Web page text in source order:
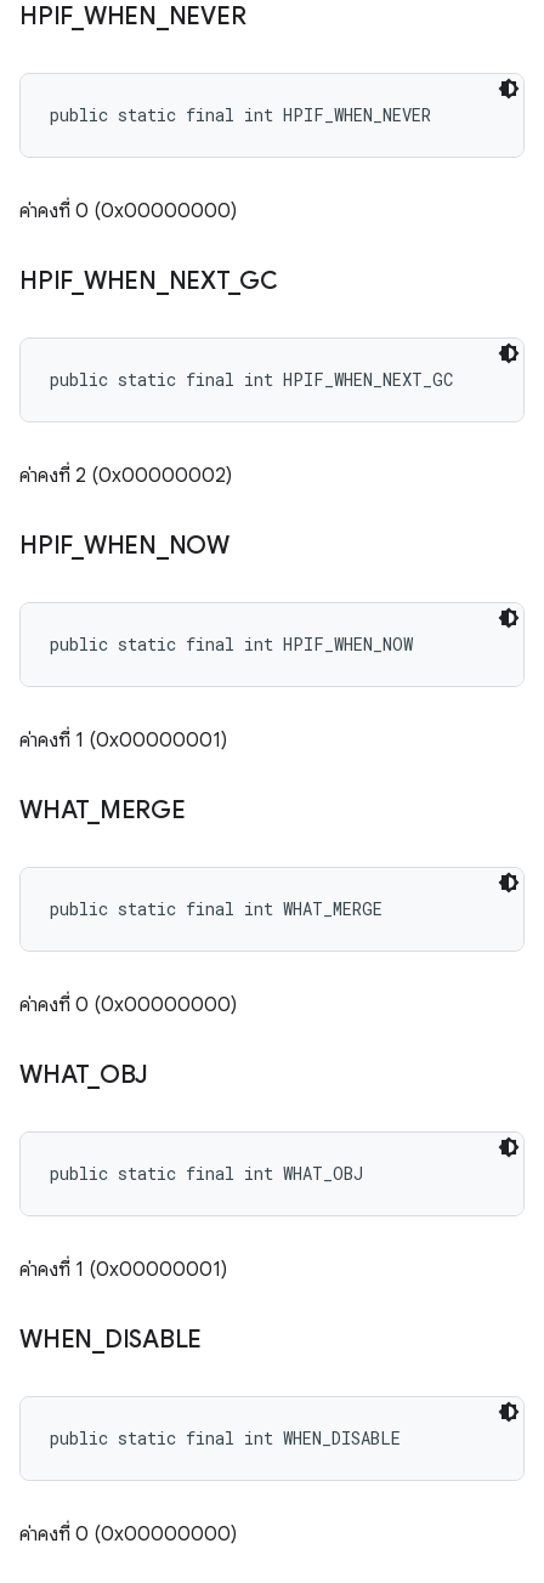
HPIF_ WHEN NEVER
public static final int HPIF_WHEN_NEVER
ค่าคงที่ 0 (0x00000000)
HPIF_ WHEN NEXT_ GC
public static final int HPIF_WHEN_NEXT_GC
ค่าคงที่ 2 (0x00000002)
HPIF_ WHEN NOW
public static final int HPIF_WHEN_NOW
ค่าคงที่ 1 (0x00000001)
WHAT_ MERGE
public static final int WHAT_MERGE
ค่าคงที่ 0 (0x00000000)
WHAT_ OBJ
public static final int WHAT_OBJ
ค่าคงที่ 1 (0x00000001)
WHEN DISABLE
public static final int WHEN_DISABLE
ค่าคงที่ 0 (0x00000000)